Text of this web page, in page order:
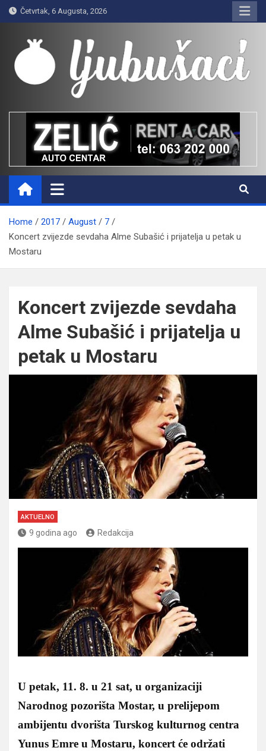
Skip
to
content
Četvrtak, 6 Augusta, 2026
Ljubušaci
Svom voljenom gradu
Home 2017 August
7
Koncert zvijezde sevdaha Alme Subašić i prijatelja u petak u
Mostaru
Koncert zvijezde sevdaha
Alme Subašić i prijatelja u
petak u Mostaru
AKTUELNO
9 godina ago Redakcija
U petak, 11. 8. u 21 sat, u organizaciji
Narodnog pozorišta Mostar, u prelijepom
ambijentu dvorišta Turskog kulturnog centra
Yunus Emre u Mostaru, koncert će održati